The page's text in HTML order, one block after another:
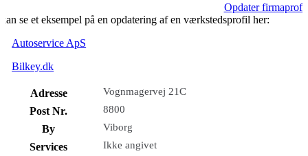
Opdater firmaprofil
se et eksempel på en opdatering af en værkstedsprofil her:
Autoservice ApS
Bilkey.dk
Adresse Vognmagervej 21C
Post Nr. 8800
By Viborg
Services Ikke angivet